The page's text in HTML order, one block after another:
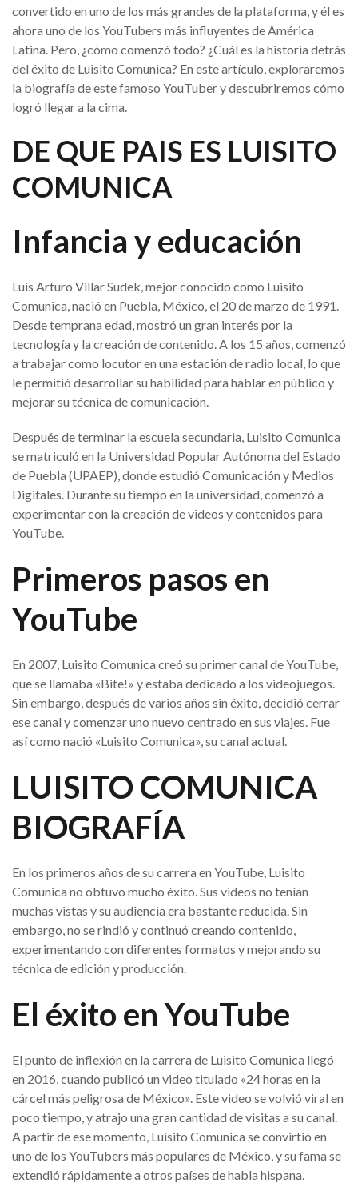
convertido en uno de los más grandes de la plataforma, y él es
ahora uno de los YouTubers más influyentes de América
Latina. Pero, ¿cómo comenzó todo? ¿Cuál es la historia detrás
del éxito de Luisito Comunica? En este artículo, exploraremos
la biografía de este famoso YouTuber y descubriremos cómo
logró llegar a la cima.
DE QUE PAIS ES LUISITO
COMUNICA
Infancia y educación
Luis Arturo Villar Sudek, mejor conocido como Luisito
Comunica, nació en Puebla, México, el 20 de marzo de 1991.
Desde temprana edad, mostró un gran interés por la
tecnología y la creación de contenido. A los 15 años, comenzó
a trabajar como locutor en una estación de radio local, lo que
le permitió desarrollar su habilidad para hablar en público y
mejorar su técnica de comunicación.
Después de terminar la escuela secundaria, Luisito Comunica
se matriculó en la Universidad Popular Autónoma del Estado
de Puebla (UPAEP), donde estudió Comunicación y Medios
Digitales. Durante su tiempo en la universidad, comenzó a
experimentar con la creación de videos y contenidos para
YouTube.
Primeros pasos en
YouTube
En 2007, Luisito Comunica creó su primer canal de YouTube,
que se llamaba «Bite!» y estaba dedicado a los videojuegos.
Sin embargo, después de varios años sin éxito, decidió cerrar
ese canal y comenzar uno nuevo centrado en sus viajes. Fue
así como nació «Luisito Comunica», su canal actual.
LUISITO COMUNICA
BIOGRAFÍA
En los primeros años de su carrera en YouTube, Luisito
Comunica no obtuvo mucho éxito. Sus videos no tenían
muchas vistas y su audiencia era bastante reducida. Sin
embargo, no se rindió y continuó creando contenido,
experimentando con diferentes formatos y mejorando su
técnica de edición y producción.
El éxito en YouTube
El punto de inflexión en la carrera de Luisito Comunica llegó
en 2016, cuando publicó un video titulado «24 horas en la
cárcel más peligrosa de México». Este video se volvió viral en
poco tiempo, y atrajo una gran cantidad de visitas a su canal.
A partir de ese momento, Luisito Comunica se convirtió en
uno de los YouTubers más populares de México, y su fama se
extendió rápidamente a otros países de habla hispana.